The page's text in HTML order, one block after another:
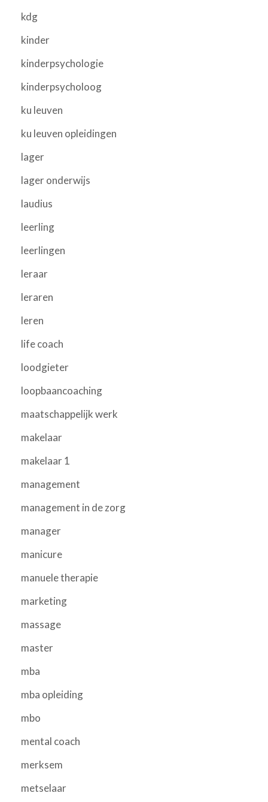
kdg
kinder
kinderpsychologie
kinderpsycholoog
ku leuven
ku leuven opleidingen
lager
lager onderwijs
laudius
leerling
leerlingen
leraar
leraren
leren
life coach
loodgieter
loopbaancoaching
maatschappelijk werk
makelaar
makelaar 1
management
management in de zorg
manager
manicure
manuele therapie
marketing
massage
master
mba
mba opleiding
mbo
mental coach
merksem
metselaar